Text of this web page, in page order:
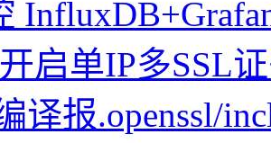
启单IP多SSL
译报.openssl/